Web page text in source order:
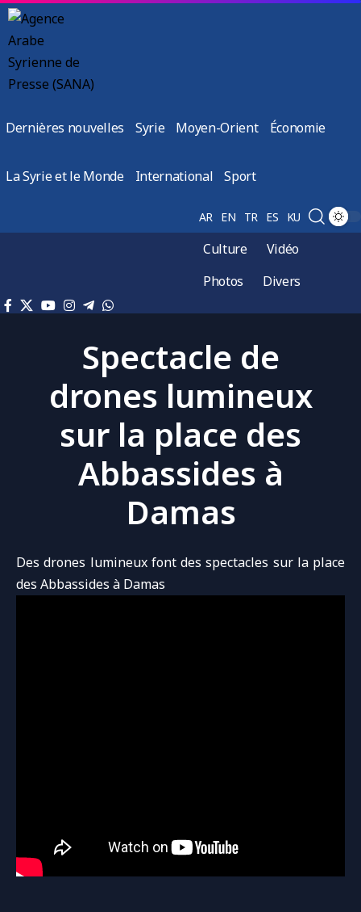
Dernières nouvelles Syrie Moyen-Orient Économie
La Syrie et le Monde International Sport
AR EN TR ES KU
Culture
Vidéo
Photos
Divers
Spectacle de
drones lumineux
sur la place des
Abbassides à
Damas
Des drones lumineux font des spectacles sur la place
des Abbassides à Damas